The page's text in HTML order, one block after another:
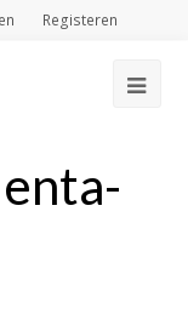
Registeren